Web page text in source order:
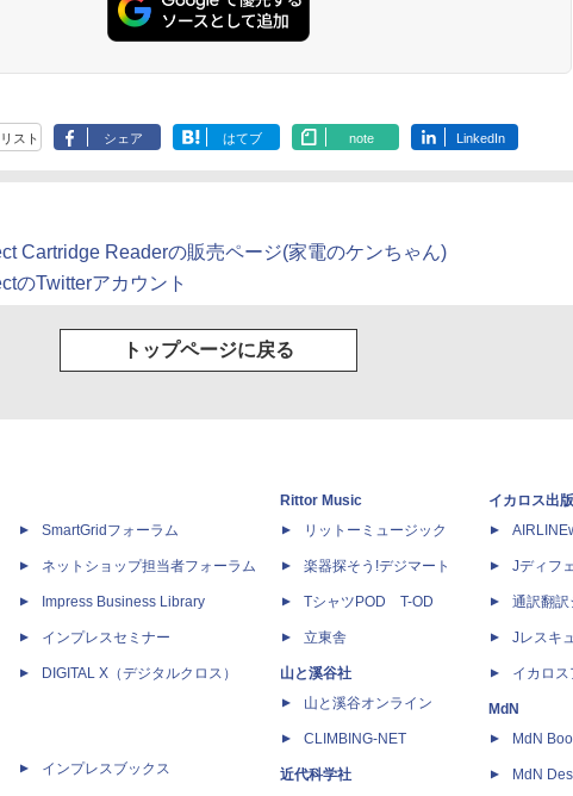
リスト シェア はてブ note LinkedIn
Cartridge Readerの販売ページ(家電のケンちゃん)
のTwitterアカウント
トップページに戻る
SmartGridフォーラム
ネットショップ担当者フォーラム
Impress Business Library
インプレスセミナー
DIGITAL X（デジタルクロス）
インプレスブックス
Rittor Music
リットーミュージック
楽器探そう!デジマート
TシャツPOD T-OD
立東舎
山と溪谷社
山と溪谷オンライン
CLIMBING-NET
近代科学社
イカロス出版
Jディフ
通訳翻訳
Jレスキ
イカロ
MdN
MdN
MdN